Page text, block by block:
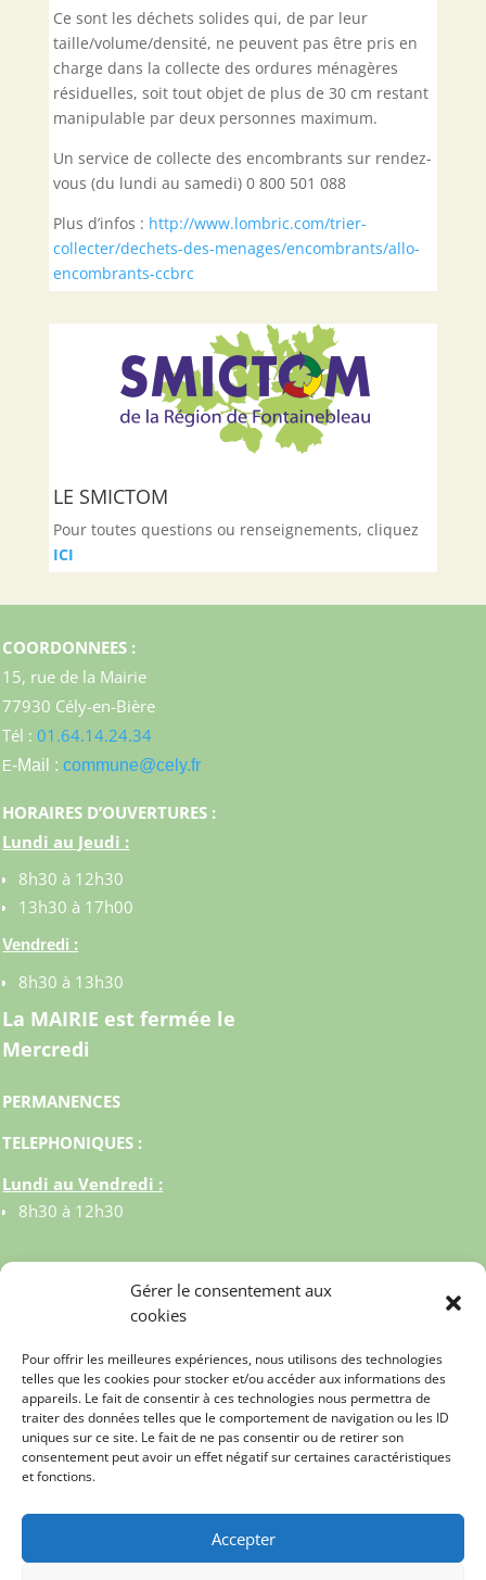
Gérer le consentement aux
cookies
Pour offrir les meilleures expériences, nous utilisons des technologies
telles que les cookies pour stocker et/ou accéder aux informations des
appareils. Le fait de consentir à ces technologies nous permettra de
traiter des données telles que le comportement de navigation ou les ID
uniques sur ce site. Le fait de ne pas consentir ou de retirer son
consentement peut avoir un effet négatif sur certaines caractéristiques
et fonctions.
Accepter
Ce sont les déchets solides qui, de par leur
taille/volume/densité, ne peuvent pas être pris en
charge dans la collecte des ordures ménagères
résiduelles, soit tout objet de plus de 30 cm restant
manipulable par deux personnes maximum.
Un service de collecte des encombrants sur rendez-
vous (du lundi au samedi) 0 800 501 088
Plus d’infos : http://www.lombric.com/trier-
collecter/dechets-des-menages/encombrants/allo-
encombrants-ccbrc
LE SMICTOM
Pour toutes questions ou renseignements, cliquez
ICI
COORDONNEES :
15, rue de la Mairie
77930 Cély-en-Bière
Tél :01.64.14.24.34
E-Mail :commune@cely.fr
HORAIRES D’OUVERTURES :
Lundi au Jeudi :
8h30 à 12h30
13h30 à 17h00
Vendredi :
8h30 à 13h30
La MAIRIE est fermée le
Mercredi
PERMANENCES
TELEPHONIQUES :
Lundi au Vendredi :
8h30 à 12h30
© MAIRIE DE CELY 2023